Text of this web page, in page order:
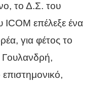
το Δ.Σ. του
ICOM επέλεξε ένα
για φέτος το
Γουλανδρή,
επιστημονικό,